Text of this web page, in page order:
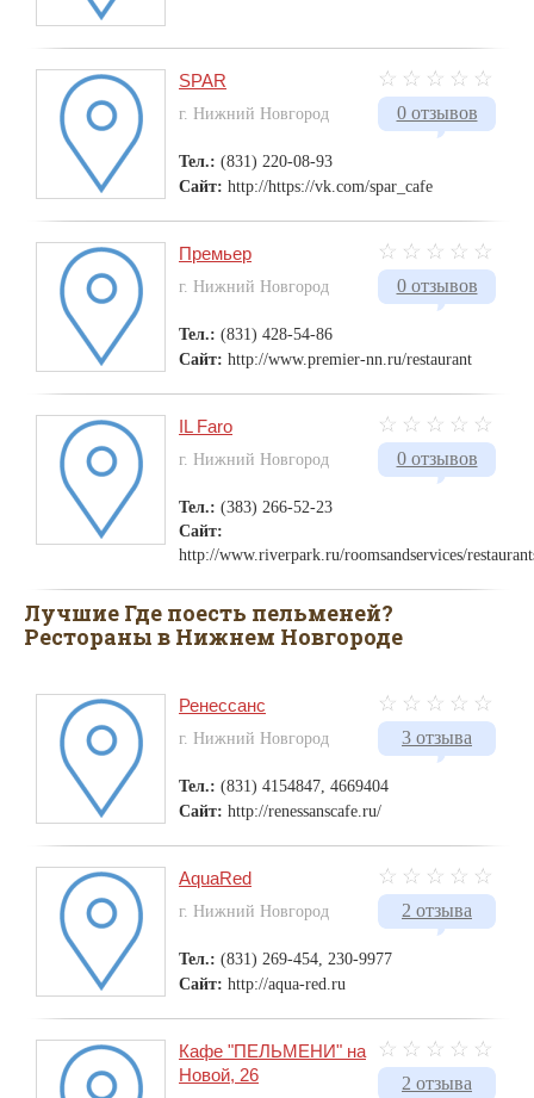
0 отзывов
SPAR
г. Нижний Новгород
Тел.: (831) 220-08-93
Сайт: http://https://vk.com/spar_cafe
0 отзывов
Премьер
г. Нижний Новгород
Тел.: (831) 428-54-86
Сайт: http://www.premier-nn.ru/restaurant
0 отзывов
IL Faro
г. Нижний Новгород
Тел.: (383) 266-52-23
Сайт:
http://www.riverpark.ru/roomsandservices/
Лучшие Где поесть пельменей?
Рестораны в Нижнем Новгороде
3 отзыва
Ренессанс
г. Нижний Новгород
Тел.: (831) 4154847, 4669404
Сайт: http://renessanscafe.ru/
2 отзыва
AquaRed
г. Нижний Новгород
Тел.: (831) 269-454, 230-9977
Сайт: http://aqua-red.ru
2 отзыва
Кафе "ПЕЛЬМЕНИ" на
Новой, 26